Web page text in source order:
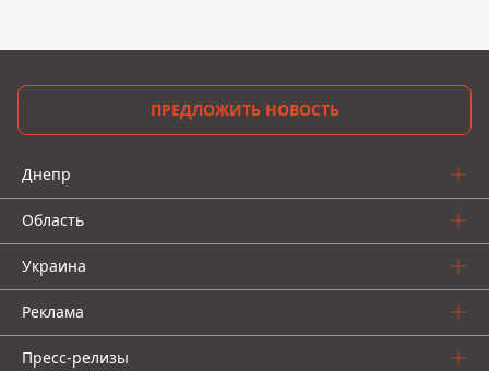
ПРЕДЛОЖИТЬ НОВОСТЬ
Днепр
Область
Украина
Реклама
Пресс-релизы